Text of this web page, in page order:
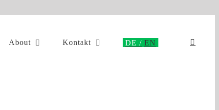
About Kontakt